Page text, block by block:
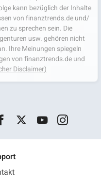
kann bezüglich der Inhalte
von finanztrends.de und/
zu sprechen sein. Die
usw. gehören nicht
Ihre Meinungen spiegeln
von finanztrends.de und
Disclaimer)